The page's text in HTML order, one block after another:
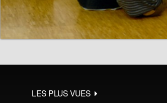
LES PLUS VUES